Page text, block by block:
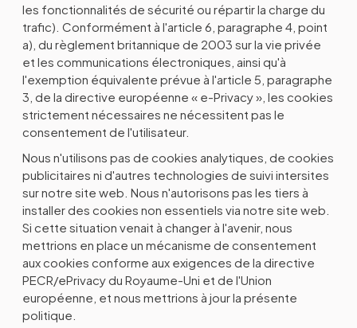
les fonctionnalités de sécurité ou répartir la charge du
trafic). Conformément à l'article 6, paragraphe 4, point
a), du règlement britannique de 2003 sur la vie privée
et les communications électroniques, ainsi qu'à
l'exemption équivalente prévue à l'article 5, paragraphe
3, de la directive européenne « e-Privacy », les cookies
strictement nécessaires ne nécessitent pas le
consentement de l'utilisateur.
Nous n'utilisons pas de cookies analytiques, de cookies
publicitaires ni d'autres technologies de suivi intersites
sur notre site web. Nous n'autorisons pas les tiers à
installer des cookies non essentiels via notre site web.
Si cette situation venait à changer à l'avenir, nous
mettrions en place un mécanisme de consentement
aux cookies conforme aux exigences de la directive
PECR/ePrivacy du Royaume-Uni et de l'Union
européenne, et nous mettrions à jour la présente
politique.